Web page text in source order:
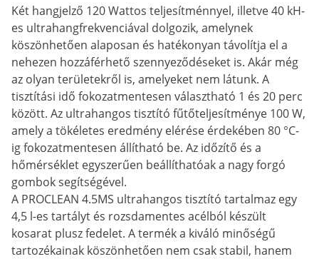
Két hangjelző 120 Wattos teljesítménnyel, illetve 40 kH-
es ultrahangfrekvenciával dolgozik, amelynek
köszönhetően alaposan és hatékonyan távolítja el a
nehezen hozzáférhető szennyeződéseket is. Akár még
az olyan területekről is, amelyeket nem látunk. A
tisztítási idő fokozatmentesen választható 1 és 20 perc
között. Az ultrahangos tisztító fűtőteljesítménye 100 W,
amely a tökéletes eredmény elérése érdekében 80 °C-
ig fokozatmentesen állítható be. Az időzítő és a
hőmérséklet egyszerűen beállíthatóak a nagy forgó
gombok segítségével.
A PROCLEAN 4.5MS ultrahangos tisztító tartalmaz egy
4,5 l-es tartályt és rozsdamentes acélból készült
kosarat plusz fedelet. A termék a kiváló minőségű
tartozékainak köszönhetően nem csak stabil, hanem